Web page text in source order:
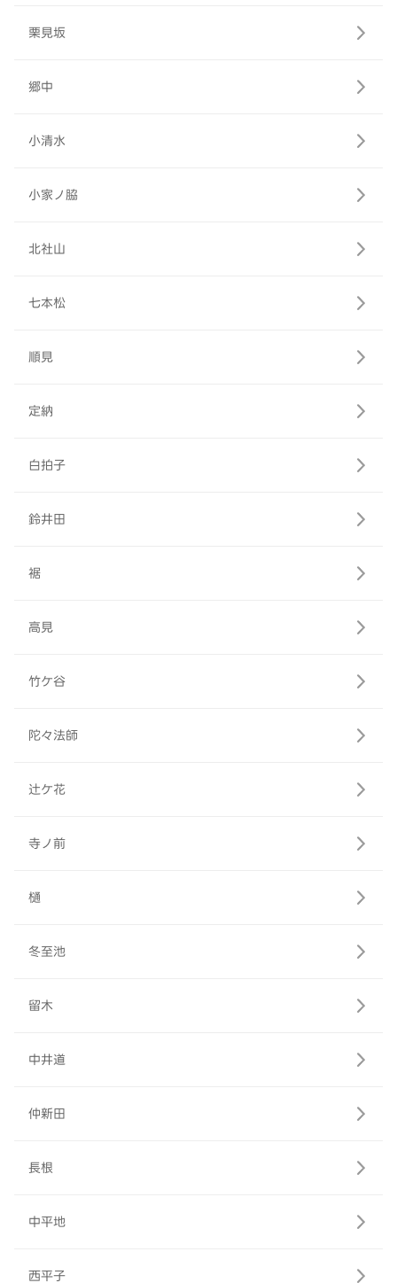
栗見坂
郷中
小清水
小家ノ脇
北社山
七本松
順見
定納
白拍子
鈴井田
裾
高見
竹ケ谷
陀々法師
辻ケ花
寺ノ前
樋
冬至池
留木
中井道
仲新田
長根
中平地
西平子